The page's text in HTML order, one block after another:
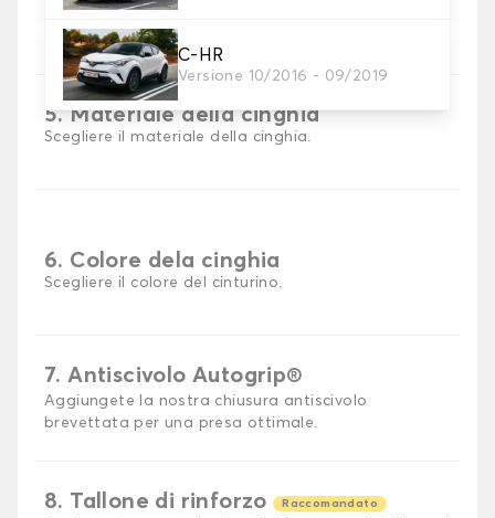
C-HR
Versione 10/2016 - 09/2019
Scegli il materiale del tappetino auto.
5. Materiale della cinghia
Scegliere il materiale della cinghia.
6. Colore dela cinghia
Scegliere il colore del cinturino.
7. Antiscivolo Autogrip®
Aggiungete la nostra chiusura antiscivolo
brevettata per una presa ottimale.
8. Tallone di rinforzo Raccomandato